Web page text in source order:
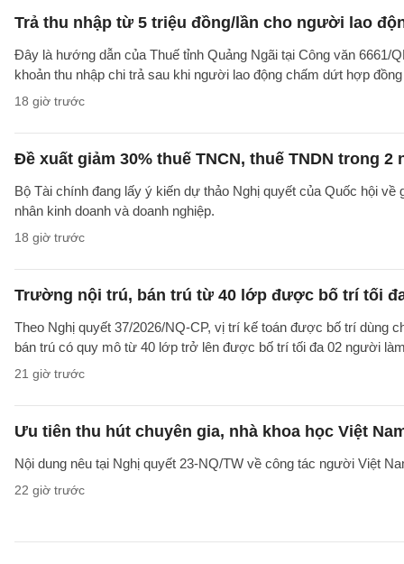
Trả thu nhập từ 5 triệu đồng/lần cho người lao
Đây là hướng dẫn của Thuế tỉnh Quảng Ngãi tại Công văn
khoản thu nhập chi trả sau khi người lao động chấm dứt hợp
18 giờ trước
Đề xuất giảm 30% thuế TNCN, thuế TNDN trong 2
Bộ Tài chính đang lấy ý kiến dự thảo Nghị quyết của Quốc hội
nhân kinh doanh và doanh nghiệp.
18 giờ trước
Trường nội trú, bán trú từ 40 lớp được bố trí tối
Theo Nghị quyết 37/2026/NQ-CP, vị trí kế toán được bố trí dùng
bán trú có quy mô từ 40 lớp trở lên được bố trí tối đa 02 người
21 giờ trước
Ưu tiên thu hút chuyên gia, nhà khoa học Việt
Nội dung nêu tại Nghị quyết 23-NQ/TW về công tác người Việt
22 giờ trước